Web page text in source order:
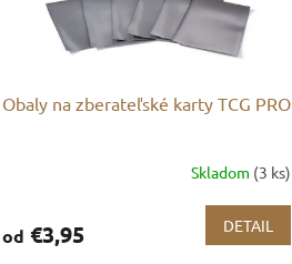
Obaly na zberateľské karty TCG PRO
Skladom (3 ks)
od €3,95 DETAIL